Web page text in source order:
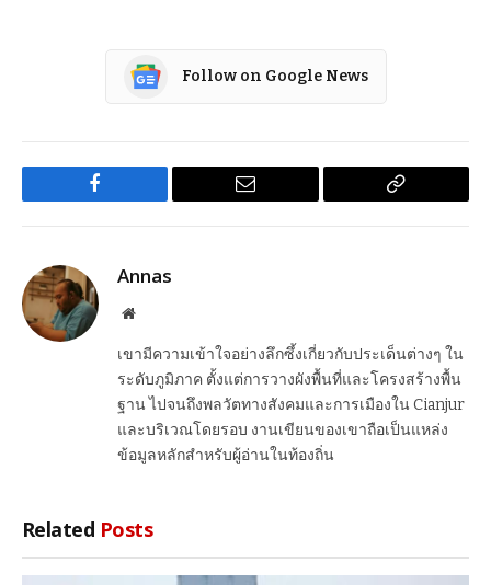
Follow on Google News
Facebook Email
Copy
Annas
Website
เขามีความเข้าใจอย่างลึกซึ้งเกี่ยวกับประเด็นต่างๆ ใน
ระดับภูมิภาค ตั้งแต่การวางผังพื้นที่และโครงสร้างพื้น
ฐาน ไปจนถึงพลวัตทางสังคมและการเมืองใน Cianjur
และบริเวณโดยรอบ งานเขียนของเขาถือเป็นแหล่ง
ข้อมูลหลักสำหรับผู้อ่านในท้องถิ่น
Related Posts